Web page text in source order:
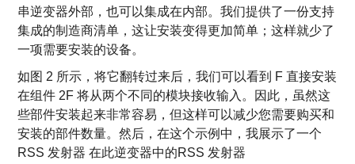
串逆变器外部，也可以集成在内部。我们提供了一份支持
集成的制造商清单，这让安装变得更加简单；这样就少了
一项需要安装的设备。
如图 2 所示，将它翻转过来后，我们可以看到 F 直接安装
在组件 2F 将从两个不同的模块接收输入。因此，虽然这
些部件安装起来非常容易，但这样可以减少您需要购买和
安装的部件数量。然后，在这个示例中，我展示了一个
RSS 发射器 在此逆变器中的RSS 发射器